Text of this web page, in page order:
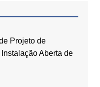
Projeto de
Aberta de